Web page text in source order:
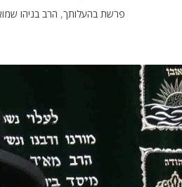
פרשת בהעלותך, הרב בניהו